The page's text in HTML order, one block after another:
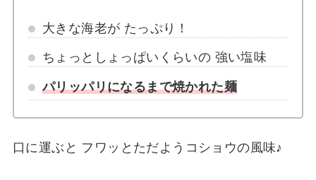
大きな海老が たっぷり！
ちょっとしょっぱいくらいの 強い塩味
パリッパリになるまで焼かれた麺
口に運ぶと フワッとただようコショウの風味♪